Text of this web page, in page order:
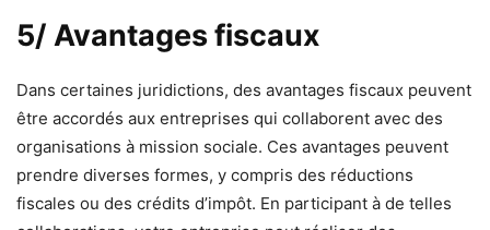
5/ Avantages fiscaux
Dans certaines juridictions, des avantages fiscaux peuvent
être accordés aux entreprises qui collaborent avec des
organisations à mission sociale. Ces avantages peuvent
prendre diverses formes, y compris des réductions
fiscales ou des crédits d’impôt. En participant à de telles